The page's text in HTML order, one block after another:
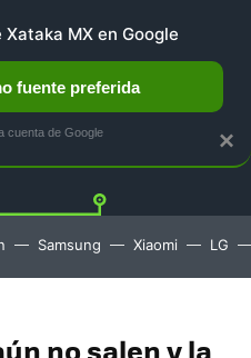
Samsung Xiaomi LG
no salen y la
×
MX en Google
fuente preferida
cuenta de Google